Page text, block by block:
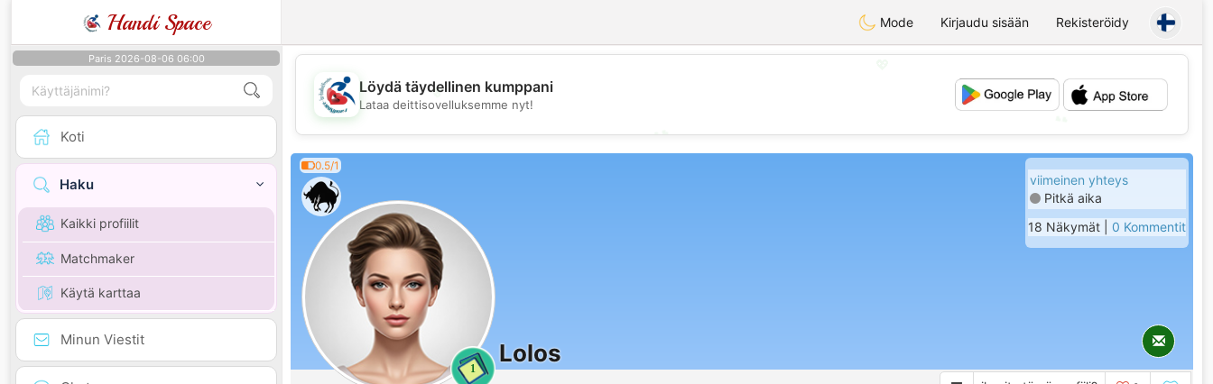
Handi Space Mode Kirjaudu sisään Rekisteröidy
Paris 2026-08-06 06:00
Koti
Haku
Kaikki profiilit
Matchmaker
Käytä karttaa
Minun Viestit
💖
💕
💕
Löydä täydellinen kumppani
Lataa deittisovelluksemme nyt!
0.5/1
1
Lolos
viimeinen yhteys
Pitkä aika
18 Näkymät | 0 Kommentit